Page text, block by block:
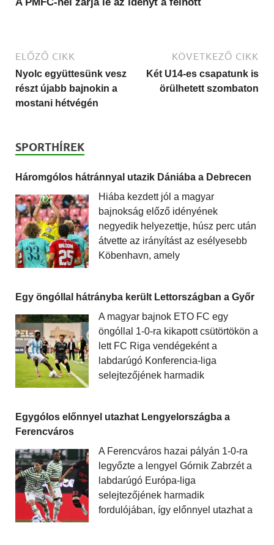
A PMFC-nél zárja le az idényt a felnőtt
ELŐZŐ CIKK
Nyolc együttesünk vesz
részt újabb bajnokin a
mostani hétvégén
KÖVETKEZŐ CIKK
Két U14-es csapatunk is
örülhetett szombaton
SPORTHÍREK
Háromgólos hátránnyal utazik Dániába a Debrecen
Hiába kezdett jól a magyar
bajnokság előző idényének
negyedik helyezettje, húsz perc után
átvette az irányítást az esélyesebb
Köbenhavn, amely
Egy öngóllal hátrányba került Lettországban a Győr
A magyar bajnok ETO FC egy
öngóllal 1-0-ra kikapott csütörtökön a
lett FC Riga vendégeként a
labdarúgó Konferencia-liga
selejtezőjének harmadik
Egygólos előnnyel utazhat Lengyelországba a
Ferencváros
A Ferencváros hazai pályán 1-0-ra
legyőzte a lengyel Górnik Zabrzét a
labdarúgó Európa-liga
selejtezőjének harmadik
fordulójában, így előnnyel utazhat a